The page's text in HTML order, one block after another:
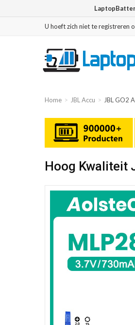
U hoeft zich niet te registreren
Home JBL Accu JBL GO2
Hoog Kwaliteit